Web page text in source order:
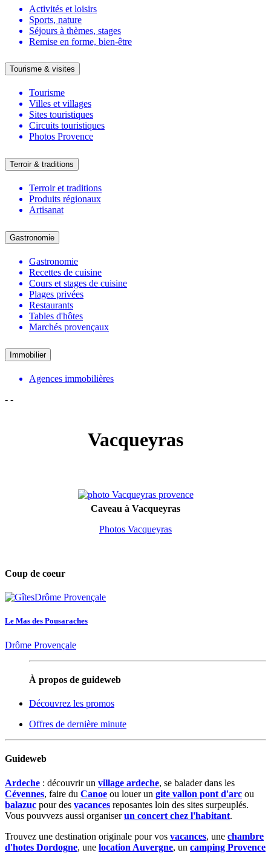
Activités et loisirs
Sports, nature
Séjours à thèmes, stages
Remise en forme, bien-être
Tourisme & visites
Tourisme
Villes et villages
Sites touristiques
Circuits touristiques
Photos Provence
Terroir & traditions
Terroir et traditions
Produits régionaux
Artisanat
Gastronomie
Gastronomie
Recettes de cuisine
Cours et stages de cuisine
Plages privées
Restaurants
Tables d'hôtes
Marchés provençaux
Immobilier
Agences immobilières
- -
Vacqueyras
Caveau à Vacqueyras
Photos Vacqueyras
Coup de coeur
Le Mas des Pousaraches
Drôme Provençale
À propos de guideweb
Découvrez les promos
Offres de dernière minute
Guideweb
Ardeche : découvrir un village ardeche, se balader dans les
Cévennes, faire du Canoe ou louer un gite vallon pont d'arc ou
balazuc pour des vacances reposantes loin des sites surpeuplés.
Vous pouvvezs aussi organiserun concert chez l'habitant.
Trouvez une destination originale pour vos vacances, une chambre
d'hotes Dordogne, une location Auvergne, un camping Provence